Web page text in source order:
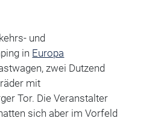
und
in Europa
zwei Dutzend
mit
Tor. Die Veranstalter
sich aber im Vorfeld